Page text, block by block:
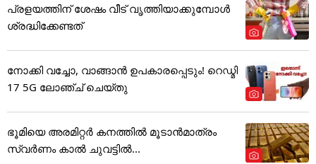
പ്രളയത്തിന് ശേഷം വീട് വൃത്തിയാക്കുമ്പോൾ
ശ്രദ്ധിക്കേണ്ടത്
നോക്കി വച്ചോ, വാങ്ങാൻ ഉപകാരപ്പെടും! റെഡ്മി
17 5G ലോഞ്ച് ചെയ്തു
ഭൂമിയെ അരമിറ്റർ കനത്തിൽ മൂടാൻമാത്രം
സ്വർണം കാൽ ചുവട്ടിൽ...